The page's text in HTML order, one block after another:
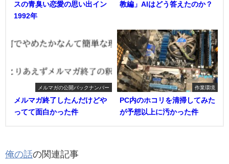
スの青臭い恋愛の思い出イン
1992年
教編」AIはどう答えたのか？
メルマガの公開バックナンバー
メルマガ終了したんだけどや
ってて面白かった件
作業環境
PC内のホコリを清掃してみた
が予想以上に汚かった件
俺の話の関連記事